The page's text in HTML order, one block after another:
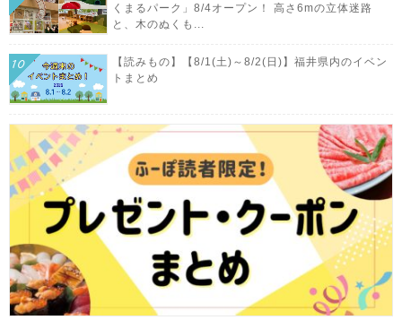
くまるパーク」8/4オープン！ 高さ6mの立体迷路
と、木のぬくも...
【読みもの】【8/1(土)～8/2(日)】福井県内のイベン
トまとめ